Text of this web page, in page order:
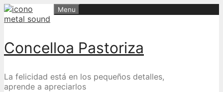
Skip
to
Concelloa Pastoriza
La felicidad está en los pequeños detalles,
aprende a apreciarlos
Menu